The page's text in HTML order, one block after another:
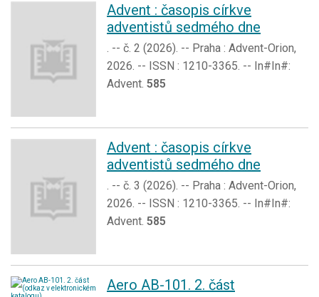
Advent : časopis církve
adventistů sedmého dne
. -- č. 2 (2026). -- Praha : Advent-Orion,
2026. -- ISSN : 1210-3365. -- In#In#:
Advent. 585
Advent : časopis církve
adventistů sedmého dne
. -- č. 3 (2026). -- Praha : Advent-Orion,
2026. -- ISSN : 1210-3365. -- In#In#:
Advent. 585
Aero AB-101. 2. část